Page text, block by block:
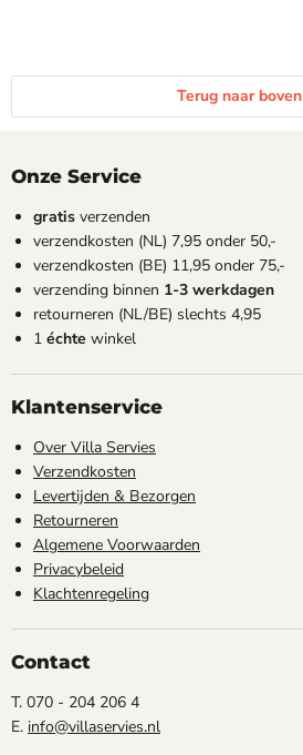
Terug naar boven
Onze Service
gratis verzenden
verzendkosten (NL) 7,95 onder 50,-
verzendkosten (BE) 11,95 onder 75,-
verzending binnen 1-3 werkdagen
retourneren (NL/BE) slechts 4,95
1 échte winkel
Klantenservice
Over Villa Servies
Verzendkosten
Levertijden & Bezorgen
Retourneren
Algemene Voorwaarden
Privacybeleid
Klachtenregeling
Contact
T. 070 - 204 206 4
E. info@villaservies.nl